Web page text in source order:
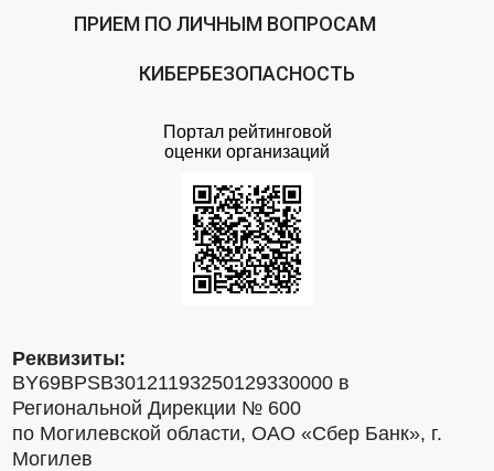
ПРИЕМ ПО ЛИЧНЫМ ВОПРОСАМ
КИБЕРБЕЗОПАСНОСТЬ
Портал рейтинговой
оценки организаций
Реквизиты:
BY69BPSB30121193250129330000 в
Региональной Дирекции № 600
по Могилевской области, ОАО «Сбер Банк», г.
Могилев